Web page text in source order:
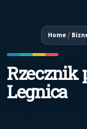
Home /
Rzecznik
Legnica